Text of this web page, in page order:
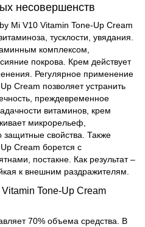
несовершенств
Mi V10 Vitamin Tone-Up Cream
тусклости, увядания.
комплексом,
покрова. Крем действует
Регулярное применение
Cream позволяет устранить
преждевременное
витаминов, крем
микрорельеф,
защитные свойства. Также
Cream борется с
постакне. Как результат –
к внешним раздражителям.
Tone-Up Cream
70% объема средства. В